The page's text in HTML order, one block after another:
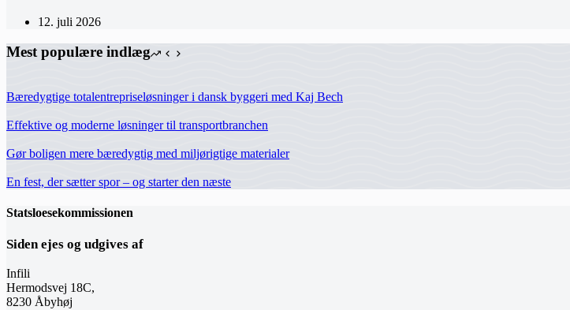
12. juli 2026
Mest populære indlæg
Bæredygtige totalentrepriseløsninger i dansk byggeri med Kaj Bech
Effektive og moderne løsninger til transportbranchen
Gør boligen mere bæredygtig med miljørigtige materialer
En fest, der sætter spor – og starter den næste
Statsloesekommissionen
Siden ejes og udgives af
Infili
Hermodsvej 18C,
8230 Åbyhøj